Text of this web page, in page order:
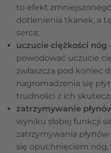
to efekt
dotlenienia tkanek, a
serca;
uczucie ciężkości nóg
powodować uczucie
zwłaszcza pod koniec
nagromadzenia się
trudności z ich
zatrzymywanie
wyniku słabej funkcji
zatrzymywania
się opuchnięciem